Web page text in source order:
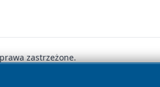
zastrzeżone.